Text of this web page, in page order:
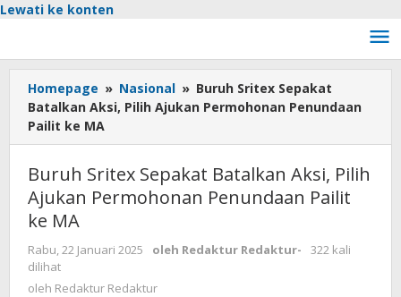
Lewati ke konten
Homepage » Nasional » Buruh Sritex Sepakat
Batalkan Aksi, Pilih Ajukan Permohonan Penundaan
Pailit ke MA
Buruh Sritex Sepakat Batalkan Aksi, Pilih
Ajukan Permohonan Penundaan Pailit
ke MA
Rabu, 22 Januari 2025 oleh Redaktur Redaktur-
322 kali
dilihat
oleh Redaktur Redaktur